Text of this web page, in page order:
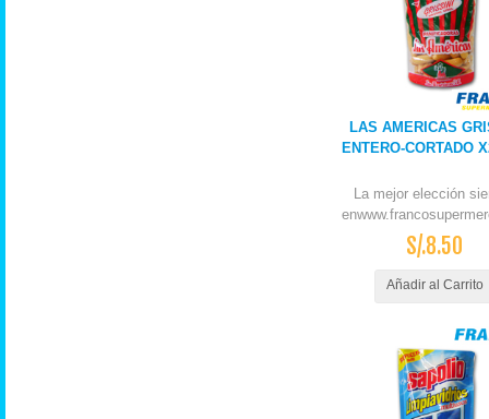
LAS AMERICAS
ENTERO-CORTADO
La mejor elección
S/.8.50
Añadir al Carrito